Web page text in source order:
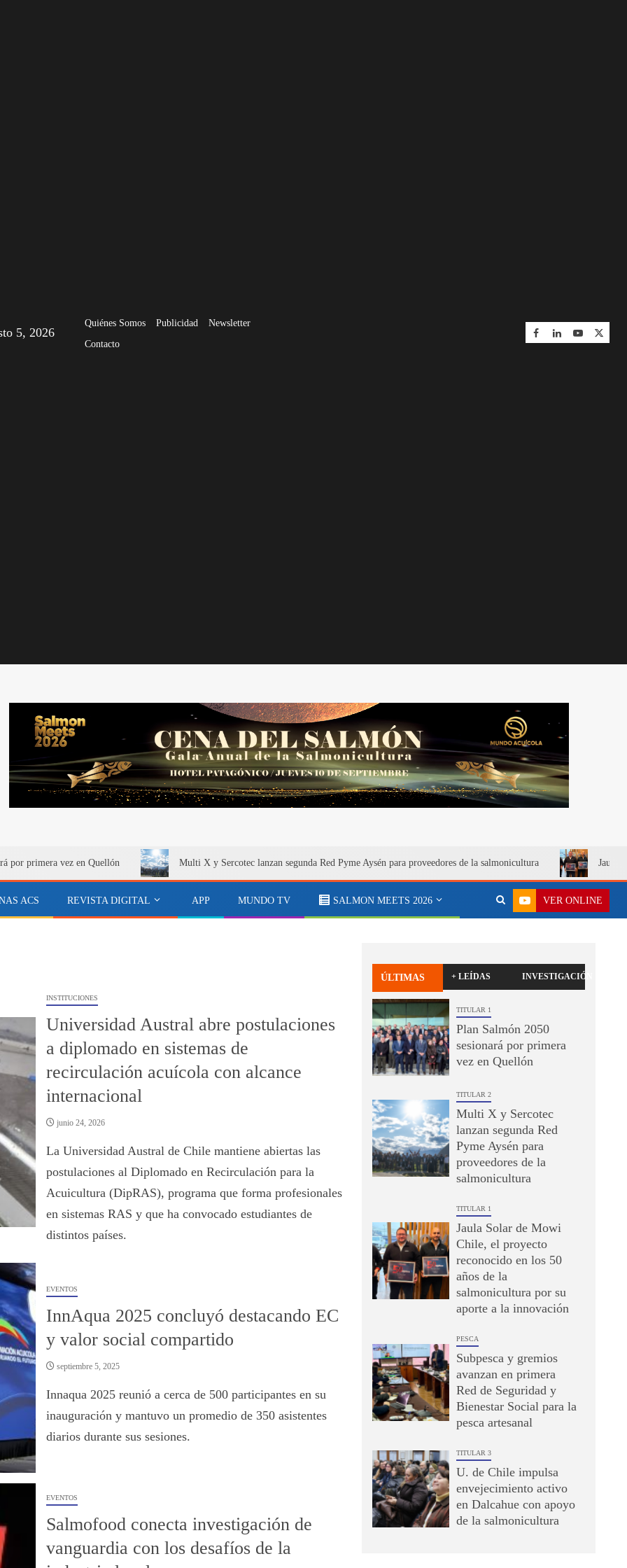
5, 2026
Quiénes Somos Publicidad
Newsletter
Contacto
por primera vez en Quellón Multi X y Sercotec lanzan segunda Red Pyme Aysén para proveedores de la salmonicultura Jaula
ACS REVISTA DIGITAL APP MUNDO TV SALMON MEETS 2026 VER ONLINE
INSTITUCIONES
Universidad Austral abre postulaciones
a diplomado en sistemas de
recirculación acuícola con alcance
internacional
junio 24, 2026
La Universidad Austral de Chile mantiene abiertas las
postulaciones al Diplomado en Recirculación para la
Acuicultura (DipRAS), programa que forma profesionales
en sistemas RAS y que ha convocado estudiantes de
distintos países.
EVENTOS
InnAqua 2025 concluyó destacando EC
y valor social compartido
septiembre 5, 2025
Innaqua 2025 reunió a cerca de 500 participantes en su
inauguración y mantuvo un promedio de 350 asistentes
diarios durante sus sesiones.
EVENTOS
Salmofood conecta investigación de
vanguardia con los desafíos de la
ÚLTIMAS + LEÍDAS INVESTIGACIÓN
TITULAR 1
Plan Salmón 2050
sesionará por primera
vez en Quellón
TITULAR 2
Multi X y Sercotec
lanzan segunda Red
Pyme Aysén para
proveedores de la
salmonicultura
TITULAR 1
Jaula Solar de Mowi
Chile, el proyecto
reconocido en los 50
años de la
salmonicultura por su
aporte a la innovación
PESCA
Subpesca y gremios
avanzan en primera
Red de Seguridad y
Bienestar Social para la
pesca artesanal
TITULAR 3
U. de Chile impulsa
envejecimiento activo
en Dalcahue con apoyo
de la salmonicultura